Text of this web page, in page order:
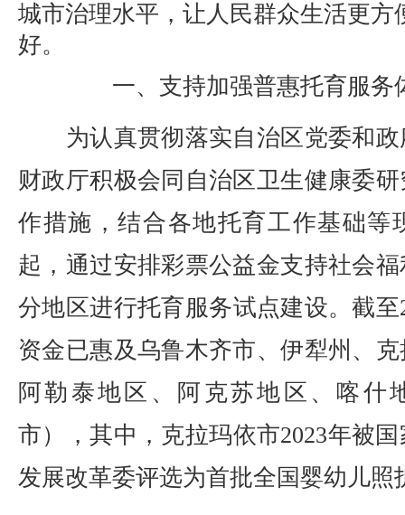
城市治理水平，让人民群众生活更方
好。
一、支持加强普惠托育服务
为认真贯彻落实自治区党委和政
财政厅积极会同自治区卫生健康委
作措施，结合各地托育工作基础等
起，通过安排彩票公益金支持社会
分地区进行托育服务试点建设。截
资金已惠及乌鲁木齐市、伊犁州、
阿勒泰地区、阿克苏地区、喀什
市），其中，克拉玛依市2023年被
发展改革委评选为首批全国婴幼儿照